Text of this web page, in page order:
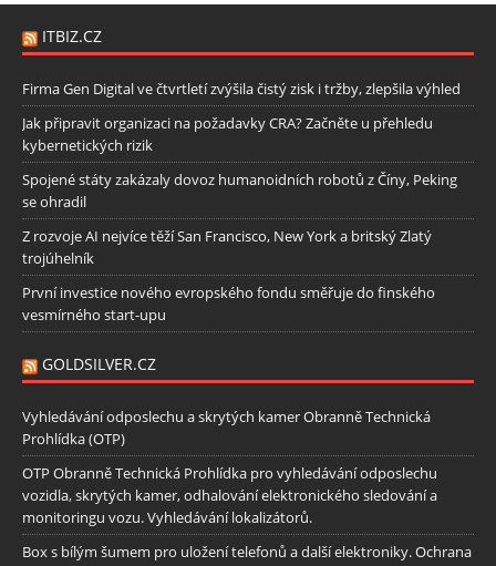
ITBIZ.CZ
Firma Gen Digital ve čtvrtletí zvýšila čistý zisk i tržby, zlepšila výhled
Jak připravit organizaci na požadavky CRA? Začněte u přehledu
kybernetických rizik
Spojené státy zakázaly dovoz humanoidních robotů z Číny, Peking
se ohradil
Z rozvoje AI nejvíce těží San Francisco, New York a britský Zlatý
trojúhelník
První investice nového evropského fondu směřuje do finského
vesmírného start-upu
GOLDSILVER.CZ
Vyhledávání odposlechu a skrytých kamer Obranně Technická
Prohlídka (OTP)
OTP Obranně Technická Prohlídka pro vyhledávání odposlechu
vozidla, skrytých kamer, odhalování elektronického sledování a
monitoringu vozu. Vyhledávání lokalizátorů.
Box s bílým šumem pro uložení telefonů a další elektroniky. Ochrana